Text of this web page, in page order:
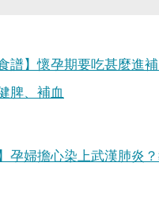
譜】懷孕期要吃甚麼進
脾、補血
孕婦擔心染上武漢肺炎